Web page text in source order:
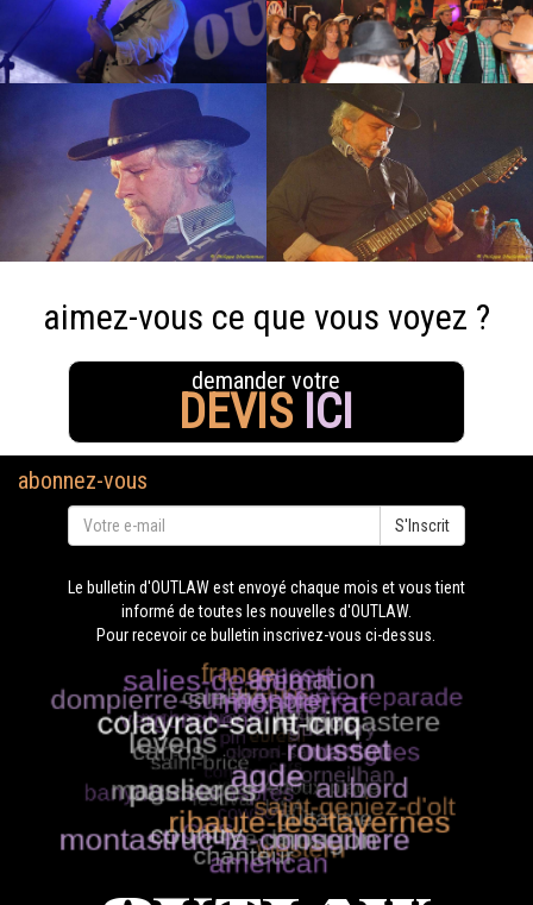
aimez-vous ce que vous voyez ?
demander votre
DEVIS ICI
abonnez-vous
S'Inscrit
Le bulletin d'OUTLAW est envoyé chaque mois et vous tient
informé de toutes les nouvelles d'OUTLAW.
Pour recevoir ce bulletin inscrivez-vous ci-dessus.